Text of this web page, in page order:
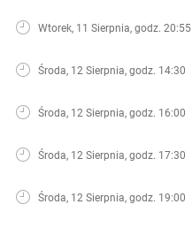
Wtorek, 11 Sierpnia, godz. 20:55
Środa, 12 Sierpnia, godz. 14:30
Środa, 12 Sierpnia, godz. 16:00
Środa, 12 Sierpnia, godz. 17:30
Środa, 12 Sierpnia, godz. 19:00